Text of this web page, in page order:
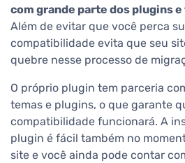
com grande parte dos plugins
Além de evitar que você perca
compatibilidade evita que seu
quebre nesse processo de
O próprio plugin tem parceria
temas e plugins, o que garante
compatibilidade funcionará. A
plugin é fácil também no
site e você ainda pode contar